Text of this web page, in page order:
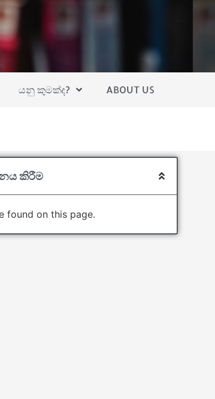
යනු කුමක්ද? ABOUT US
කිරීම
found on this page.